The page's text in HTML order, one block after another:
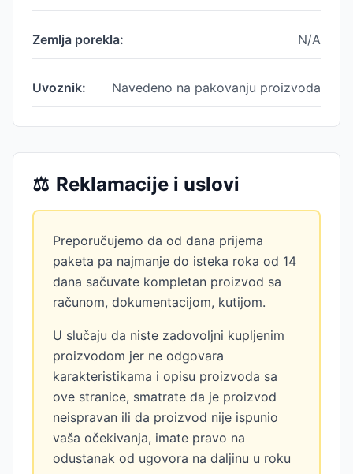
Zemlja porekla: N/A
Uvoznik: Navedeno na pakovanju proizvoda
⚖️ Reklamacije i uslovi
Preporučujemo da od dana prijema
paketa pa najmanje do isteka roka od 14
dana sačuvate kompletan proizvod sa
računom, dokumentacijom, kutijom.
U slučaju da niste zadovoljni kupljenim
proizvodom jer ne odgovara
karakteristikama i opisu proizvoda sa
ove stranice, smatrate da je proizvod
neispravan ili da proizvod nije ispunio
vaša očekivanja, imate pravo na
odustanak od ugovora na daljinu u roku